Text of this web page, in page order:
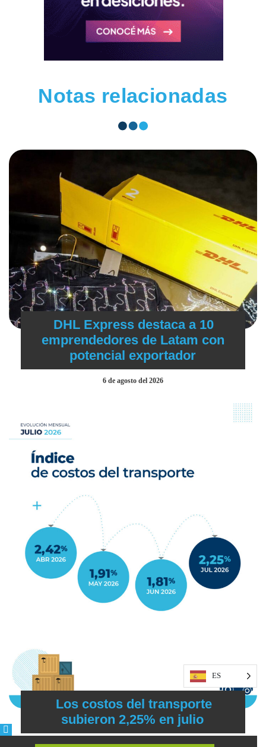
Notas relacionadas
DHL Express destaca a 10
emprendedores de Latam con
potencial exportador
6 de agosto del 2026
Los costos del transporte
subieron 2,25% en julio
4 de agosto del 2026
ES